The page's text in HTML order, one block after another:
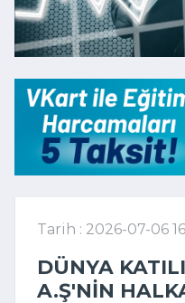
Tarih : 2026-07-06
DÜNYA
A.Ş'NIN